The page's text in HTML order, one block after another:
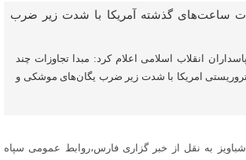
انقلاب اسلامی اعلام کرد: مبدا تجاوزات چند
امریکا با شدت زیر ضرب یگان‌های موشکی و
به نقل از خبر گزاری فارس،روابط عمومی سپاه